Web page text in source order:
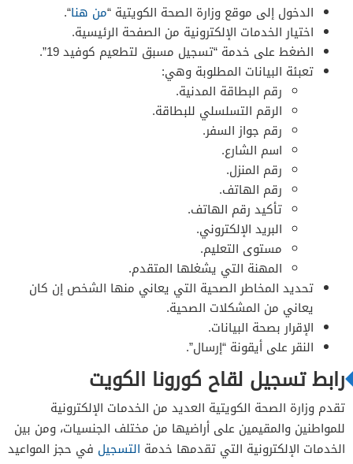
الدخول إلى موقع وزارة الصحة الكويتية “من هنا“.
اختيار الخدمات الإلكترونية من الصفحة الرئيسية.
الضغط على خدمة “تسجيل مسبق لتطعيم كوفيد 19”.
تعبئة البيانات المطلوبة وهي:
رقم البطاقة المدنية.
الرقم التسلسلي للبطاقة.
رقم جواز السفر.
اسم الشارع.
رقم المنزل.
رقم الهاتف.
تأكيد رقم الهاتف.
البريد الإلكتروني.
مستوى التعليم.
المهنة التي يشغلها المتقدم.
تحديد المخاطر الصحية التي يعاني منها الشخص إن كان
يعاني من المشكلات الصحية.
الإقرار بصحة البيانات.
النقر على أيقونة “إرسال”.
رابط تسجيل لقاح كورونا الكويت
تقدم وزارة الصحة الكويتية العديد من الخدمات الإلكترونية
للمواطنين والمقيمين على أراضيها من مختلف الجنسيات، ومن بين
الخدمات الإلكترونية التي تقدمها خدمة التسجيل في حجز المواعيد